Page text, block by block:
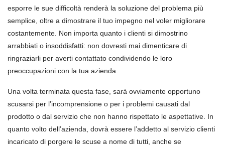
esporre le sue difficoltà renderà la soluzione del problema più
semplice, oltre a dimostrare il tuo impegno nel voler migliorare
costantemente. Non importa quanto i clienti si dimostrino
arrabbiati o insoddisfatti: non dovresti mai dimenticare di
ringraziarli per averti contattato condividendo le loro
preoccupazioni con la tua azienda.
Una volta terminata questa fase, sarà ovviamente opportuno
scusarsi per l’incomprensione o per i problemi causati dal
prodotto o dal servizio che non hanno rispettato le aspettative. In
quanto volto dell’azienda, dovrà essere l’addetto al servizio clienti
incaricato di porgere le scuse a nome di tutti, anche se